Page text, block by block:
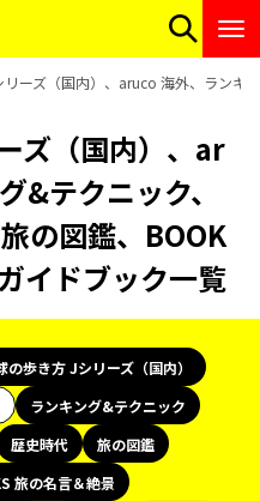
ーズ（国内）、aruco 海外、ランキ
ズ（国内）、ar
&テクニック、
の図鑑、BOOK
イドブック一覧
の歩き方 Jシリーズ（国内）
ランキング&テクニック
歴史時代
旅の図鑑
旅の名言＆絶景